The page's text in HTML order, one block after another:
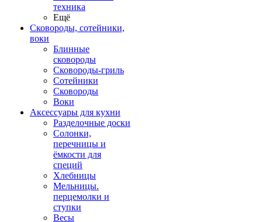
техника
Ещё
Сковороды, сотейники,
воки
Блинные
сковороды
Сковороды-гриль
Сотейники
Сковороды
Воки
Аксессуары для кухни
Разделочные доски
Солонки,
перечницы и
ёмкости для
специй
Хлебницы
Мельницы.
перцемолки и
ступки
Весы